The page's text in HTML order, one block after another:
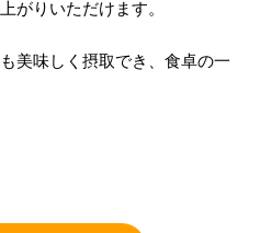
がりいただけます。
美味しく摂取でき、食卓の一